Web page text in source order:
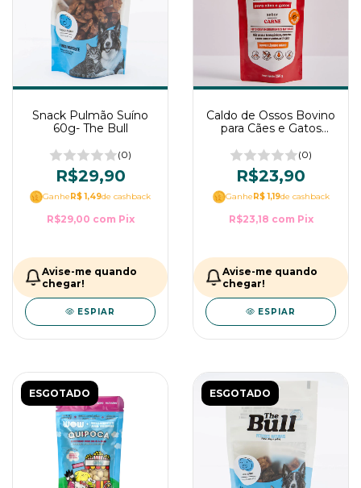
Snack Pulmão Suíno
60g- The Bull
(0)
R$29,90
GanheR$ 1,49de cashback
R$29,00 com Pix
Avise-me quando
chegar!
ESPIAR
Caldo de Ossos Bovino
para Cães e Gatos
Olivia
(0)
R$23,90
GanheR$ 1,19de cashback
R$23,18 com Pix
Avise-me quando
chegar!
ESPIAR
ESGOTADO ESGOTADO